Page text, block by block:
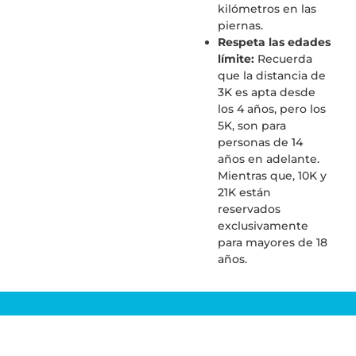
kilómetros en las
piernas.
Respeta las edades
límite: Recuerda
que la distancia de
3K es apta desde
los 4 años, pero los
5K, son para
personas de 14
años en adelante.
Mientras que, 10K y
21K están
reservados
exclusivamente
para mayores de 18
años.